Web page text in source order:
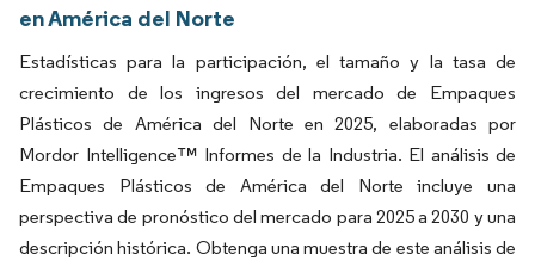
en América del Norte
Estadísticas para la participación, el tamaño y la tasa de
crecimiento de los ingresos del mercado de Empaques
Plásticos de América del Norte en 2025, elaboradas por
Mordor Intelligence™ Informes de la Industria. El análisis de
Empaques Plásticos de América del Norte incluye una
perspectiva de pronóstico del mercado para 2025 a 2030 y una
descripción histórica. Obtenga una muestra de este análisis de